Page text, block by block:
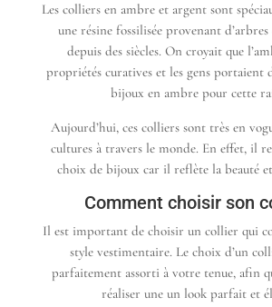
Les colliers en ambre et argent sont
une résine fossilisée provenant
depuis des siècles. On croyait que
propriétés curatives et les gens portaient
bijoux en ambre pour cette
Aujourd’hui, ces colliers sont très en
cultures à travers le monde. En effet, il
choix de bijoux car il reflète la beauté
Comment choisir son
Il est important de choisir un collier qui
style vestimentaire. Le choix d’un
parfaitement assorti à votre tenue, afin
réaliser une un look parfait et